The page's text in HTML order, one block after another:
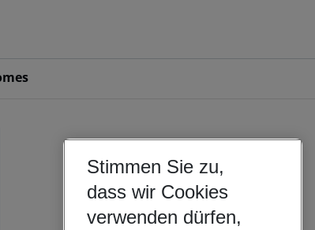
Stimmen Sie zu,
dass wir Cookies
verwenden dürfen,